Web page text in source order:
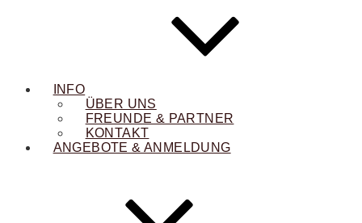
INFO
ÜBER UNS
FREUNDE & PARTNER
KONTAKT
ANGEBOTE & ANMELDUNG